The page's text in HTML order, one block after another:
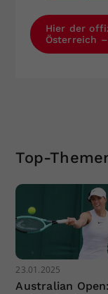
Hier der
Österreich
Top-
23.01.2025
Australian Open: